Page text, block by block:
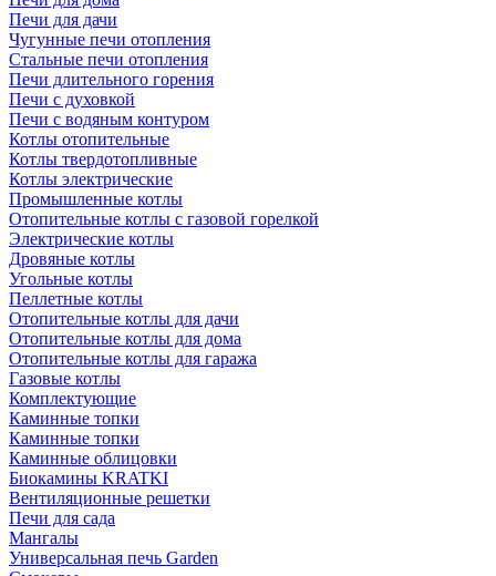
Печи для дачи
Чугунные печи отопления
Стальные печи отопления
Печи длительного горения
Печи с духовкой
Печи с водяным контуром
Котлы отопительные
Котлы твердотопливные
Котлы электрические
Промышленные котлы
Отопительные котлы с газовой горелкой
Электрические котлы
Дровяные котлы
Угольные котлы
Пеллетные котлы
Отопительные котлы для дачи
Отопительные котлы для дома
Отопительные котлы для гаража
Газовые котлы
Комплектующие
Каминные топки
Каминные топки
Каминные облицовки
Биокамины KRATKI
Вентиляционные решетки
Печи для сада
Мангалы
Универсальная печь Garden